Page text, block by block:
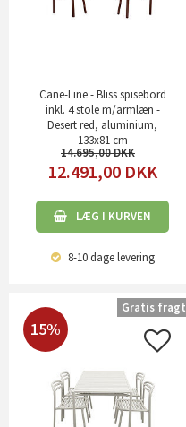
Cane-Line - Bliss spisebord
inkl. 4 stole m/armlæn -
Desert red, aluminium,
133x81 cm
14.695,00
12.491,00 DKK
LÆG I KURVEN
8-10 dagelevering
15%
Gratis fragt